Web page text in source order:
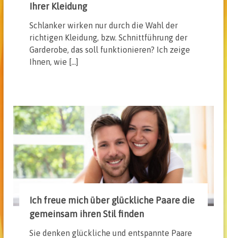
Ihrer Kleidung
Schlanker wirken nur durch die Wahl der
richtigen Kleidung, bzw. Schnittführung der
Garderobe, das soll funktionieren? Ich zeige
Ihnen, wie […]
Ich freue mich über glückliche Paare die
gemeinsam ihren Stil finden
Sie denken glückliche und entspannte Paare